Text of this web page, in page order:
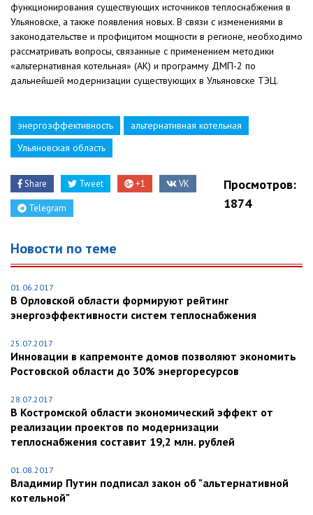
функционирования существующих источников теплоснабжения в
Ульяновске, а также появления новых. В связи с изменениями в
законодательстве и профицитом мощности в регионе, необходимо
рассматривать вопросы, связанные с применением методики
«альтернативная котельная» (АК) и программу ДМП-2 по
дальнейшей модернизации существующих в Ульяновске ТЭЦ.
энергоэффективность
альтернативная котельная
Ульяновская область
Share Tweet +1 VK
Telegram
Просмотров:
1874
Новости по теме
01.06.2017
В Орловской области формируют рейтинг
энергоэффективности систем теплоснабжения
25.07.2017
Инновации в капремонте домов позволяют экономить
Ростовской области до 30% энергоресурсов
28.07.2017
В Костромской области экономический эффект от
реализации проектов по модернизации
теплоснабжения cоставит 19,2 млн. рублей
01.08.2017
Владимир Путин подписал закон об "альтернативной
котельной"